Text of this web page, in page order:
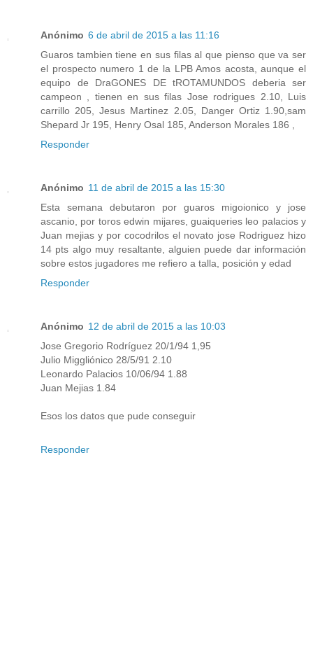
Anónimo 6 de abril de 2015 a las 11:16
Guaros tambien tiene en sus filas al que pienso que va ser
el prospecto numero 1 de la LPB Amos acosta, aunque el
equipo de DraGONES DE tROTAMUNDOS deberia ser
campeon , tienen en sus filas Jose rodrigues 2.10, Luis
carrillo 205, Jesus Martinez 2.05, Danger Ortiz 1.90,sam
Shepard Jr 195, Henry Osal 185, Anderson Morales 186 ,
Responder
Anónimo 11 de abril de 2015 a las 15:30
Esta semana debutaron por guaros migoionico y jose
ascanio, por toros edwin mijares, guaiqueries leo palacios y
Juan mejias y por cocodrilos el novato jose Rodriguez hizo
14 pts algo muy resaltante, alguien puede dar información
sobre estos jugadores me refiero a talla, posición y edad
Responder
Anónimo 12 de abril de 2015 a las 10:03
Jose Gregorio Rodríguez 20/1/94 1,95
Julio Miggliónico 28/5/91 2.10
Leonardo Palacios 10/06/94 1.88
Juan Mejias 1.84
Esos los datos que pude conseguir
Responder